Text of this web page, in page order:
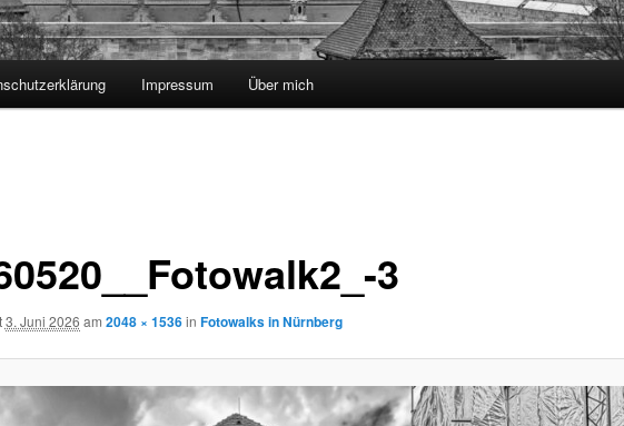
Impressum Über mich
3
3. Juni 2026 am 2048 × 1536in Fotowalks in Nürnberg